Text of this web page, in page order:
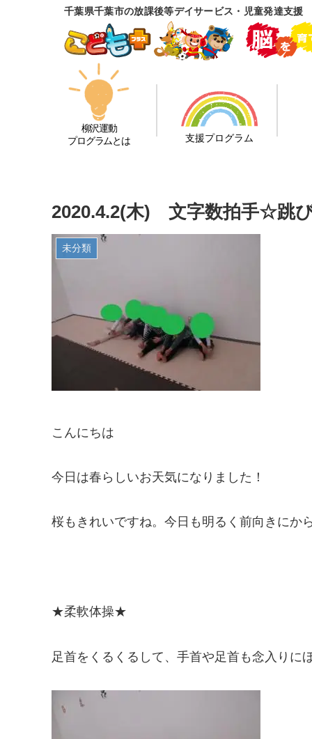
千葉県千葉市の放課後等デイサービス・児童発達支
柳沢運動
プログラムとは
支援プログラム
2020.4.2(木) 文字数拍手☆跳
未分類
こんにちは
今日は春らしいお天気になりました！
桜もきれいですね。今日も明るく前向きにか
★柔軟体操★
足首をくるくるして、手首や足首も念入りに